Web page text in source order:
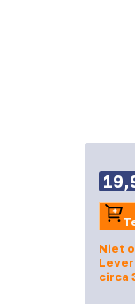
Niet
circa